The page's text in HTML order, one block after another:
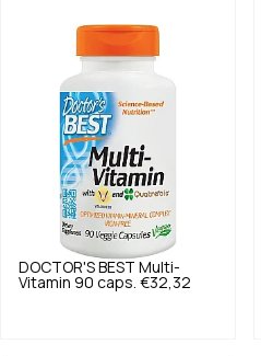
DOCTOR'S BEST Multi-
Vitamin 90 caps. €32,32